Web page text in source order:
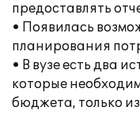
предоставлять
• Появилась
планирования
• В вузе есть два
которые
бюджета, только